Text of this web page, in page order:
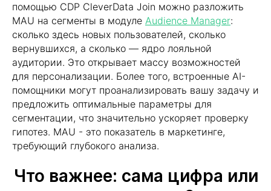
помощью CDP CleverData Join можно разложить
MAU на сегменты в модуле Audience Manager:
сколько здесь новых пользователей, сколько
вернувшихся, а сколько — ядро лояльной
аудитории. Это открывает массу возможностей
для персонализации. Более того, встроенные AI-
помощники могут проанализировать вашу задачу и
предложить оптимальные параметры для
сегментации, что значительно ускоряет проверку
гипотез. MAU - это показатель в маркетинге,
требующий глубокого анализа.
Что важнее: сама цифра или